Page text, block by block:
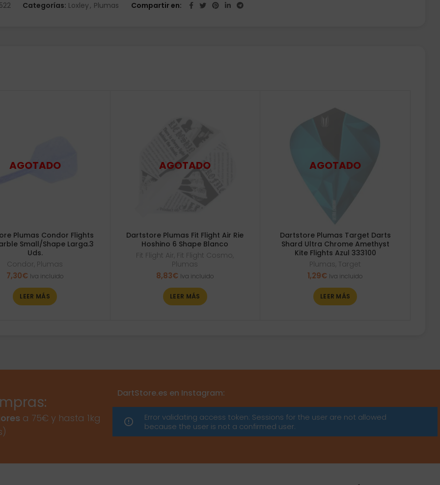
Categorías: Loxley, Plumas Compartir en
Plumas Condor Flights
Small/Shape Larga.3
Uds.
Condor , Plumas
7,30€ Iva incluido
LEER MÁS
Dartstore Plumas Fit Flight Air Rie
Hoshino 6 Shape Blanco
Fit Flight Air , Fit Flight Cosmo,
Plumas
8,83€ Iva incluido
LEER MÁS
Dartstore Plumas Target Darts
Shard Ultra Chrome Amethyst
Kite Flights Azul 333100
Plumas, Target
1,29€ Iva incluido
LEER MÁS
a 75€ y hasta 1kg
DartStore.es en Instagram:
Error validating access token: Sessions for the user are not allowed
because the user is not a confirmed user.